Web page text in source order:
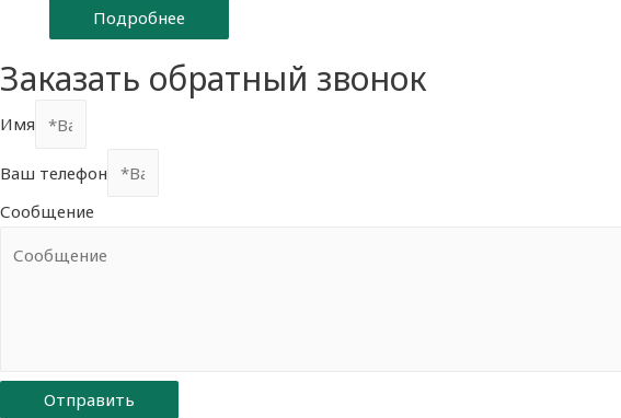
Подробнее
Заказать обратный звонок
Имя
Ваш телефон
Сообщение
Отправить